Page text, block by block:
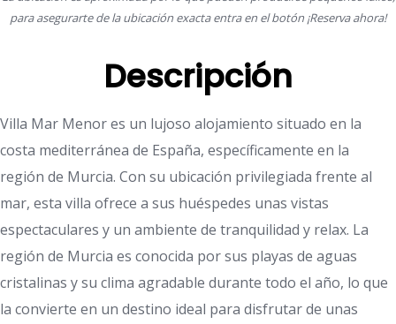
para asegurarte de la ubicación exacta entra en el botón ¡Reserva ahora!
Descripción
Villa Mar Menor es un lujoso alojamiento situado en la
costa mediterránea de España, específicamente en la
región de Murcia. Con su ubicación privilegiada frente al
mar, esta villa ofrece a sus huéspedes unas vistas
espectaculares y un ambiente de tranquilidad y relax. La
región de Murcia es conocida por sus playas de aguas
cristalinas y su clima agradable durante todo el año, lo que
la convierte en un destino ideal para disfrutar de unas